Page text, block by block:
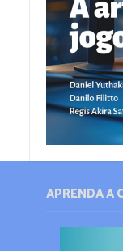
APRENDA A